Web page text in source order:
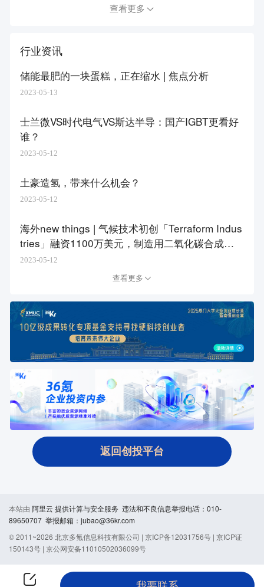
查看更多
行业资讯
储能最肥的一块蛋糕，正在缩水 | 焦点分析
2023-05-13
士兰微VS时代电气VS斯达半导：国产IGBT更看好
谁？
2023-05-12
土豪造氢，带来什么机会？
2023-05-12
海外new things | 气候技术初创「Terraform Indus
tries」融资1100万美元，制造用二氧化碳合成碳
氢化合物以缓解气候变化
2023-05-12
查看更多
返回创投平台
本站由 阿里云 提供计算与安全服务 违法和不良信息举报电话：010-
89650707 举报邮箱：jubao@36kr.com
© 2011~2026 北京多氪信息科技有限公司 | 京ICP备12031756号 | 京ICP证
150143号 | 京公网安备11010502036099号